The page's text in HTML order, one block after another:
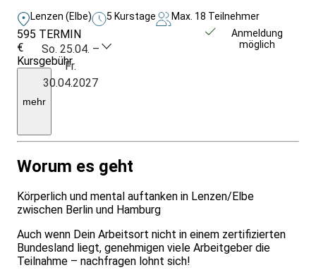
Lenzen (Elbe) 5 Kurstage Max. 18 Teilnehmer
595
€
Kursgebühr
zzgl.
Unterkunft/Verplegung
655,-
mehr
TERMIN
So. 25.04. –
Fr.
30.04.2027
Anmeldung
möglich
Worum es geht
Körperlich und mental auftanken in Lenzen/Elbe
zwischen Berlin und Hamburg
Auch wenn Dein Arbeitsort nicht in einem zertifizierten
Bundesland liegt, genehmigen viele Arbeitgeber die
Teilnahme – nachfragen lohnt sich!